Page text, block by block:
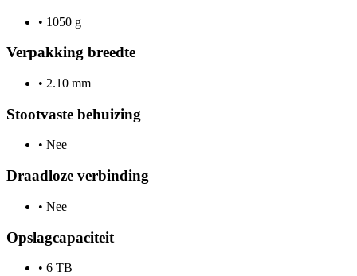
• 1050 g
Verpakking breedte
• 2.10 mm
Stootvaste behuizing
• Nee
Draadloze verbinding
• Nee
Opslagcapaciteit
• 6 TB